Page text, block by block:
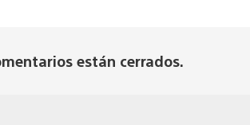
están cerrados.